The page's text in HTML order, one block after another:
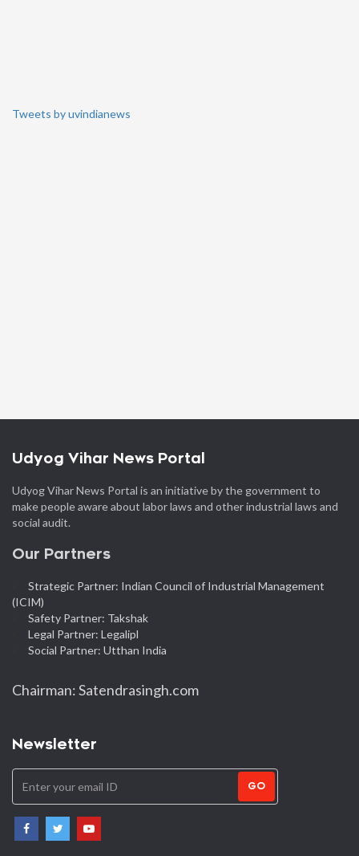
Tweets by uvindianews
Udyog Vihar News Portal
Udyog Vihar News Portal is an initiative by the government to
make people aware about labor laws and other industrial laws and
social audit.
Our Partners
Strategic Partner: Indian Council of Industrial Management
(ICIM)
Safety Partner: Takshak
Legal Partner: Legalipl
Social Partner: Utthan India
Chairman: Satendrasingh.com
Newsletter
GO